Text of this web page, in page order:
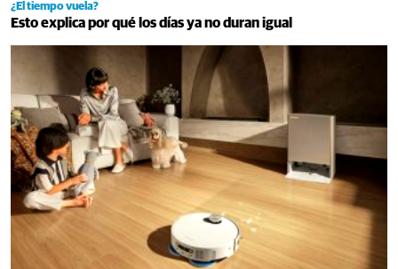
¿El tiempo vuela?
Esto explica por qué los días ya no duran igual